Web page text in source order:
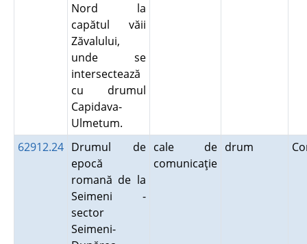
Nord la
capătul văii
Zăvalului,
unde se
intersectează
cu drumul
Capidava-
Ulmetum.
62912.24 Drumul de
epocă
romană de la
Seimeni -
sector
Seimeni-
cale de
comunicaţie
drum